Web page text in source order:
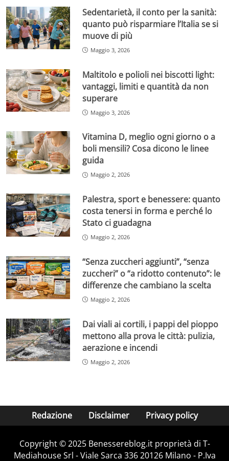
Sedentarietà, il conto per la sanità:
quanto può risparmiare l’Italia se si
muove di più
Maggio 3, 2026
Maltitolo e polioli nei biscotti light:
vantaggi, limiti e quantità da non
superare
Maggio 3, 2026
Vitamina D, meglio ogni giorno o a
boli mensili? Cosa dicono le linee
guida
Maggio 2, 2026
Palestra, sport e benessere: quanto
costa tenersi in forma e perché lo
Stato ci guadagna
Maggio 2, 2026
“Senza zuccheri aggiunti”, “senza
zuccheri” o “a ridotto contenuto”: le
differenze che cambiano la scelta
Maggio 2, 2026
Dai viali ai cortili, i pappi del pioppo
mettono alla prova le città: pulizia,
aerazione e incendi
Maggio 2, 2026
Redazione Disclaimer Privacy policy
Copyright © 2025 Benessereblog.it proprietà di T-
Mediahouse Srl - Viale Sarca 336 20126 Milano - P.Iva